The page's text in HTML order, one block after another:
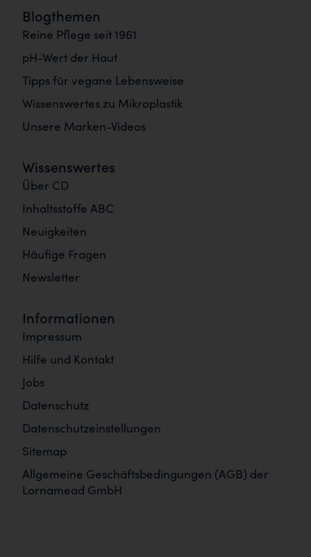
Blogthemen
Reine Pflege seit 1961
pH-Wert der Haut
Tipps für vegane Lebensweise
Wissenswertes zu Mikroplastik
Unsere Marken-Videos
Wissenswertes
Über CD
Inhaltsstoffe ABC
Neuigkeiten
Häufige Fragen
Newsletter
Informationen
Impressum
Hilfe und Kontakt
Jobs
Datenschutz
Datenschutzeinstellungen
Sitemap
Allgemeine Geschäftsbedingungen (AGB) der
Lornamead GmbH